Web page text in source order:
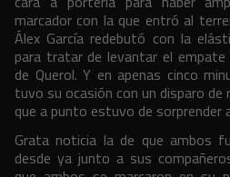
marcador con la que entró al
Álex García redebutó con la
para tratar de levantar el
de Querol. Y en apenas cinco
tuvo su ocasión con un disparo de
que a punto estuvo de sorprender
Grata noticia la de que ambos
desde ya junto a sus